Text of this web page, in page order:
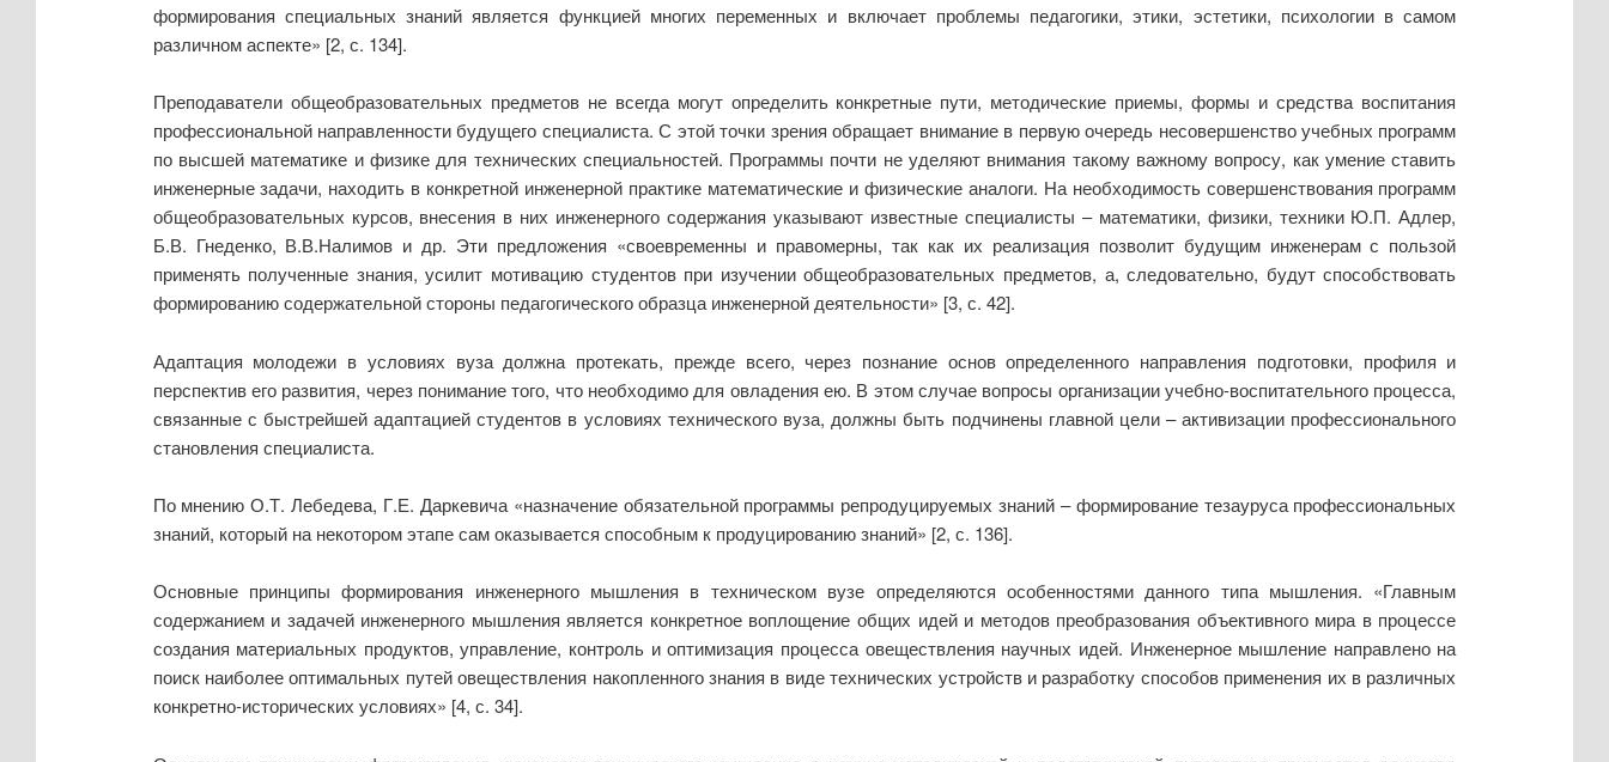
формирования специальных знаний является функцией многих переменных и включает проблемы педагогики, этики, эстетики, психологии в самом
различном аспекте» [2, с. 134].
Преподаватели общеобразовательных предметов не всегда могут определить конкретные пути, методические приемы, формы и средства воспитания
профессиональной направленности будущего специалиста. С этой точки зрения обращает внимание в первую очередь несовершенство учебных программ
по высшей математике и физике для технических специальностей. Программы почти не уделяют внимания такому важному вопросу, как умение ставить
инженерные задачи, находить в конкретной инженерной практике математические и физические аналоги. На необходимость совершенствования программ
общеобразовательных курсов, внесения в них инженерного содержания указывают известные специалисты – математики, физики, техники Ю.П. Адлер,
Б.В. Гнеденко, В.В.Налимов и др. Эти предложения «своевременны и правомерны, так как их реализация позволит будущим инженерам с пользой
применять полученные знания, усилит мотивацию студентов при изучении общеобразовательных предметов, а, следовательно, будут способствовать
формированию содержательной стороны педагогического образца инженерной деятельности» [3, с. 42].
Адаптация молодежи в условиях вуза должна протекать, прежде всего, через познание основ определенного направления подготовки, профиля и
перспектив его развития, через понимание того, что необходимо для овладения ею. В этом случае вопросы организации учебно-воспитательного процесса,
связанные с быстрейшей адаптацией студентов в условиях технического вуза, должны быть подчинены главной цели – активизации профессионального
становления специалиста.
По мнению О.Т. Лебедева, Г.Е. Даркевича «назначение обязательной программы репродуцируемых знаний – формирование тезауруса профессиональных
знаний, который на некотором этапе сам оказывается способным к продуцированию знаний» [2, с. 136].
Основные принципы формирования инженерного мышления в техническом вузе определяются особенностями данного типа мышления. «Главным
содержанием и задачей инженерного мышления является конкретное воплощение общих идей и методов преобразования объективного мира в процессе
создания материальных продуктов, управление, контроль и оптимизация процесса овеществления научных идей. Инженерное мышление направлено на
поиск наиболее оптимальных путей овеществления накопленного знания в виде технических устройств и разработку способов применения их в различных
конкретно-исторических условиях» [4, с. 34].